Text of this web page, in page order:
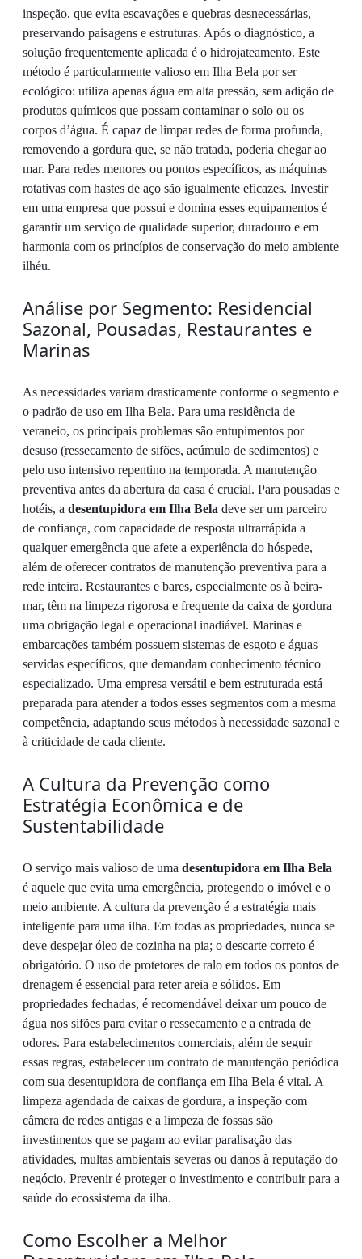
inspeção, que evita escavações e quebras desnecessárias,
preservando paisagens e estruturas. Após o diagnóstico, a
solução frequentemente aplicada é o hidrojateamento. Este
método é particularmente valioso em Ilha Bela por ser
ecológico: utiliza apenas água em alta pressão, sem adição de
produtos químicos que possam contaminar o solo ou os
corpos d’água. É capaz de limpar redes de forma profunda,
removendo a gordura que, se não tratada, poderia chegar ao
mar. Para redes menores ou pontos específicos, as máquinas
rotativas com hastes de aço são igualmente eficazes. Investir
em uma empresa que possui e domina esses equipamentos é
garantir um serviço de qualidade superior, duradouro e em
harmonia com os princípios de conservação do meio ambiente
ilhéu.
Análise por Segmento: Residencial
Sazonal, Pousadas, Restaurantes e
Marinas
As necessidades variam drasticamente conforme o segmento e
o padrão de uso em Ilha Bela. Para uma residência de
veraneio, os principais problemas são entupimentos por
desuso (ressecamento de sifões, acúmulo de sedimentos) e
pelo uso intensivo repentino na temporada. A manutenção
preventiva antes da abertura da casa é crucial. Para pousadas e
hotéis, a desentupidora em Ilha Bela deve ser um parceiro
de confiança, com capacidade de resposta ultrarrápida a
qualquer emergência que afete a experiência do hóspede,
além de oferecer contratos de manutenção preventiva para a
rede inteira. Restaurantes e bares, especialmente os à beira-
mar, têm na limpeza rigorosa e frequente da caixa de gordura
uma obrigação legal e operacional inadiável. Marinas e
embarcações também possuem sistemas de esgoto e águas
servidas específicos, que demandam conhecimento técnico
especializado. Uma empresa versátil e bem estruturada está
preparada para atender a todos esses segmentos com a mesma
competência, adaptando seus métodos à necessidade sazonal e
à criticidade de cada cliente.
A Cultura da Prevenção como
Estratégia Econômica e de
Sustentabilidade
O serviço mais valioso de uma desentupidora em Ilha Bela
é aquele que evita uma emergência, protegendo o imóvel e o
meio ambiente. A cultura da prevenção é a estratégia mais
inteligente para uma ilha. Em todas as propriedades, nunca se
deve despejar óleo de cozinha na pia; o descarte correto é
obrigatório. O uso de protetores de ralo em todos os pontos de
drenagem é essencial para reter areia e sólidos. Em
propriedades fechadas, é recomendável deixar um pouco de
água nos sifões para evitar o ressecamento e a entrada de
odores. Para estabelecimentos comerciais, além de seguir
essas regras, estabelecer um contrato de manutenção periódica
com sua desentupidora de confiança em Ilha Bela é vital. A
limpeza agendada de caixas de gordura, a inspeção com
câmera de redes antigas e a limpeza de fossas são
investimentos que se pagam ao evitar paralisação das
atividades, multas ambientais severas ou danos à reputação do
negócio. Prevenir é proteger o investimento e contribuir para a
saúde do ecossistema da ilha.
Como Escolher a Melhor